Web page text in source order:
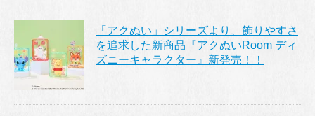
「アクぬい」シリーズより、飾りやすさ
を追求した新商品『アクぬいRoom ディ
ズニーキャラクター』新発売！！